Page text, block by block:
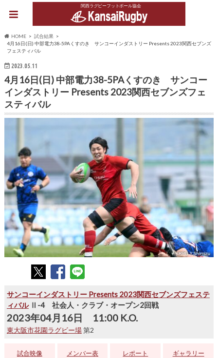
関西ラグビーフットボール協会
HOME
試合結果
4月16日(日) 中部電力38-5PAくすのき サンコーインダストリー Presents 2023関西セブンズ
フェスティバル
2023.05.11
4月16日(日) 中部電力38-5PAくすのき サンコー
インダストリー Presents 2023関西セブンズフェ
スティバル
サンコーインダストリー Presents 2023関西セブンズフェステ
ィバルⅡ-4 社会人・クラブ・オープン2回戦
2023年04月16日 11:00 K.O.
東大阪市花園ラグビー場第2
試合映像 メンバー表 レポート ギャラリー